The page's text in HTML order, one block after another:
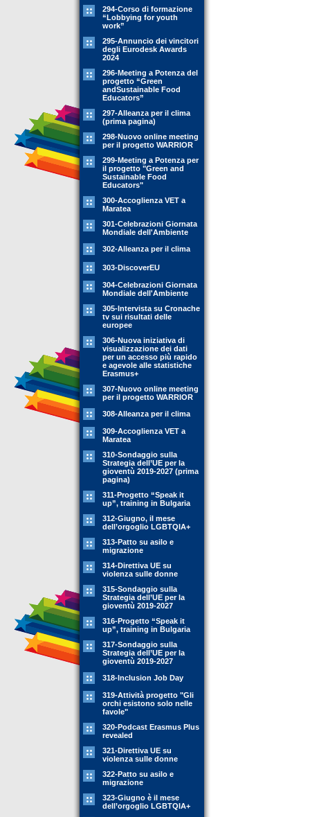
294-Corso di formazione
“Lobbying for youth
work”
295-Annuncio dei vincitori
degli Eurodesk Awards
2024
296-Meeting a Potenza del
progetto “Green
andSustainable Food
Educators”
297-Alleanza per il clima
(prima pagina)
298-Nuovo online meeting
per il progetto WARRIOR
299-Meeting a Potenza per
il progetto "Green and
Sustainable Food
Educators"
300-Accoglienza VET a
Maratea
301-Celebrazioni Giornata
Mondiale dell'Ambiente
302-Alleanza per il clima
303-DiscoverEU
304-Celebrazioni Giornata
Mondiale dell'Ambiente
305-Intervista su Cronache
tv sui risultati delle
europee
306-Nuova iniziativa di
visualizzazione dei dati
per un accesso più rapido
e agevole alle statistiche
Erasmus+
307-Nuovo online meeting
per il progetto WARRIOR
308-Alleanza per il clima
309-Accoglienza VET a
Maratea
310-Sondaggio sulla
Strategia dell’UE per la
gioventù 2019-2027 (prima
pagina)
311-Progetto “Speak it
up”, training in Bulgaria
312-Giugno, il mese
dell’orgoglio LGBTQIA+
313-Patto su asilo e
migrazione
314-Direttiva UE su
violenza sulle donne
315-Sondaggio sulla
Strategia dell’UE per la
gioventù 2019-2027
316-Progetto “Speak it
up”, training in Bulgaria
317-Sondaggio sulla
Strategia dell’UE per la
gioventù 2019-2027
318-Inclusion Job Day
319-Attività progetto "Gli
orchi esistono solo nelle
favole"
320-Podcast Erasmus Plus
revealed
321-Direttiva UE su
violenza sulle donne
322-Patto su asilo e
migrazione
323-Giugno è il mese
dell’orgoglio LGBTQIA+